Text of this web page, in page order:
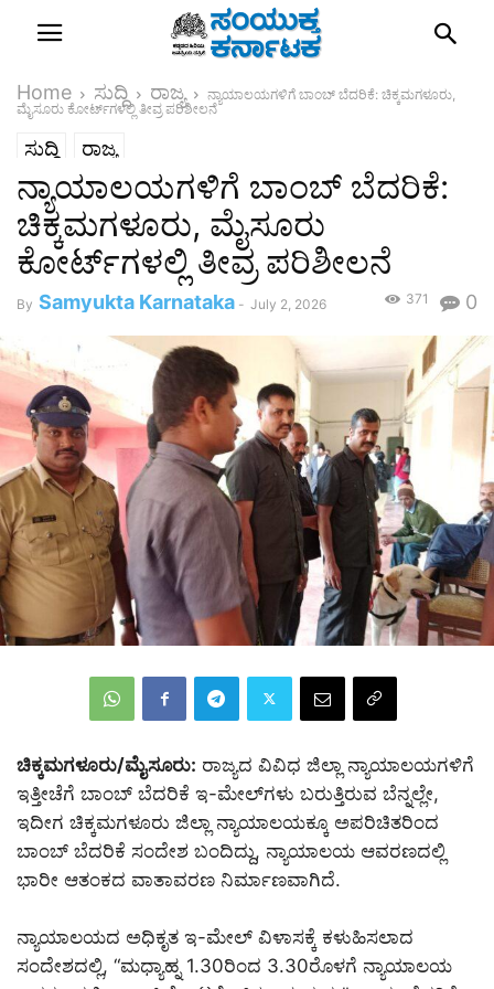
Home ಸುದ್ದಿ ರಾಜ್ಯ
ನ್ಯಾಯಾಲಯಗಳಿಗೆ ಬಾಂಬ್ ಬೆದರಿಕೆ: ಚಿಕ್ಕಮಗಳೂರು,
ಮೈಸೂರು ಕೋರ್ಟ್‌ಗಳಲ್ಲಿ ತೀವ್ರ ಪರಿಶೀಲನೆ
ಸುದ್ದಿ ರಾಜ್ಯ
ನ್ಯಾಯಾಲಯಗಳಿಗೆ ಬಾಂಬ್ ಬೆದರಿಕೆ:
ಚಿಕ್ಕಮಗಳೂರು, ಮೈಸೂರು
ಕೋರ್ಟ್‌ಗಳಲ್ಲಿ ತೀವ್ರ ಪರಿಶೀಲನೆ
By Samyukta Karnataka - July 2, 2026 0
371
ಚಿಕ್ಕಮಗಳೂರು/ಮೈಸೂರು: ರಾಜ್ಯದ ವಿವಿಧ ಜಿಲ್ಲಾ ನ್ಯಾಯಾಲಯಗಳಿಗೆ
ಇತ್ತೀಚೆಗೆ ಬಾಂಬ್ ಬೆದರಿಕೆ ಇ-ಮೇಲ್‌ಗಳು ಬರುತ್ತಿರುವ ಬೆನ್ನಲ್ಲೇ,
ಇದೀಗ ಚಿಕ್ಕಮಗಳೂರು ಜಿಲ್ಲಾ ನ್ಯಾಯಾಲಯಕ್ಕೂ ಅಪರಿಚಿತರಿಂದ
ಬಾಂಬ್ ಬೆದರಿಕೆ ಸಂದೇಶ ಬಂದಿದ್ದು, ನ್ಯಾಯಾಲಯ ಆವರಣದಲ್ಲಿ
ಭಾರೀ ಆತಂಕದ ವಾತಾವರಣ ನಿರ್ಮಾಣವಾಗಿದೆ.
ನ್ಯಾಯಾಲಯದ ಅಧಿಕೃತ ಇ-ಮೇಲ್ ವಿಳಾಸಕ್ಕೆ ಕಳುಹಿಸಲಾದ
ಸಂದೇಶದಲ್ಲಿ, “ಮಧ್ಯಾಹ್ನ 1.30ರಿಂದ 3.30ರೊಳಗೆ ನ್ಯಾಯಾಲಯ